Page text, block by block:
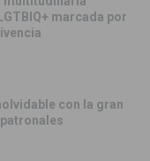
marcada por
con la gran